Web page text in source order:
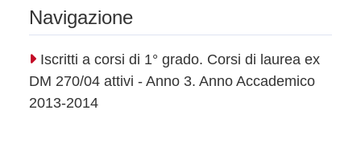
Navigazione
Iscritti a corsi di 1° grado. Corsi di laurea ex
DM 270/04 attivi - Anno 3. Anno Accademico
2013-2014